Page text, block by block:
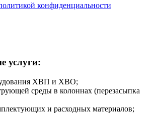
конфиденциальности
услуги:
ХВП и ХВО;
среды в колоннах (перезасыпка
и расходных материалов;